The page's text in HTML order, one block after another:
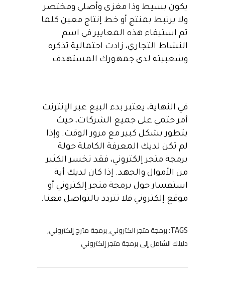
يكون بسيط وذا مغزى وأصلي ومختصر
ولا يرتبط بمنتج أو خط إنتاج معين كلما
تم استيفاء هذه المعايير في اسم
النشاط التجاري، زادت احتمالية تذكره
وشعبيته لدى جمهورك المستهدف.
في النهاية، يعتبر بدء البيع عبر الإنترنت
أمر حتمي على جميع الشركات، حيث
يتطور بشكل كبير مع مرور الوقت. وإذا
لم تكن لديك المعرفة الكاملة حولة
برمجة متجر إلكتروني، فقد تخسر الكثير
من الأموال والجهد. إذا كان لديك أية
استفسار حول برمجة متجر إلكتروني أو
موقع إلكتروني فلا تتردد بالتواصل معنا.
TAGS: برمجة متجر الكتروني,برمجة مترج إلكتروني,
دليلك الشامل إلى برمجة متجر إلكتروني